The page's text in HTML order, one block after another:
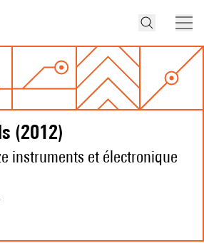
(2012)
instruments et électronique